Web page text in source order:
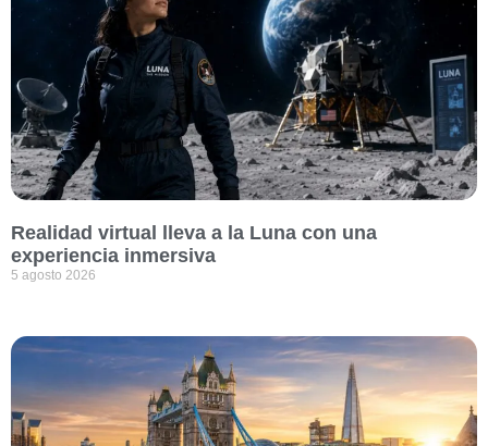
Realidad virtual lleva a la Luna con una
experiencia inmersiva
5 agosto 2026